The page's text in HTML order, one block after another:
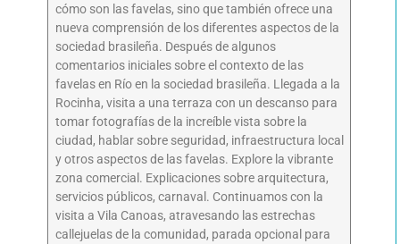
cómo son las favelas, sino que también ofrece una
nueva comprensión de los diferentes aspectos de la
sociedad brasileña. Después de algunos
comentarios iniciales sobre el contexto de las
favelas en Río en la sociedad brasileña. Llegada a la
Rocinha, visita a una terraza con un descanso para
tomar fotografías de la increíble vista sobre la
ciudad, hablar sobre seguridad, infraestructura local
y otros aspectos de las favelas. Explore la vibrante
zona comercial. Explicaciones sobre arquitectura,
servicios públicos, carnaval. Continuamos con la
visita a Vila Canoas, atravesando las estrechas
callejuelas de la comunidad, parada opcional para